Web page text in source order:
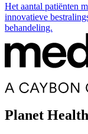
Het aantal patiënten
innovatieve
behandeling.
Planet Health